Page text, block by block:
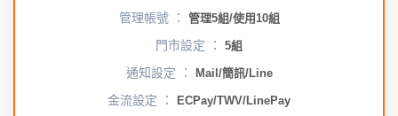
管理帳號 ： 管理5組/使用10組
門市設定 ： 5組
通知設定 ： Mail/簡訊/Line
金流設定 ： ECPay/TWV/LinePay